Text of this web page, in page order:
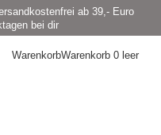
ab 39,- Euro
bei dir
WarenkorbWarenkorb 0 leer